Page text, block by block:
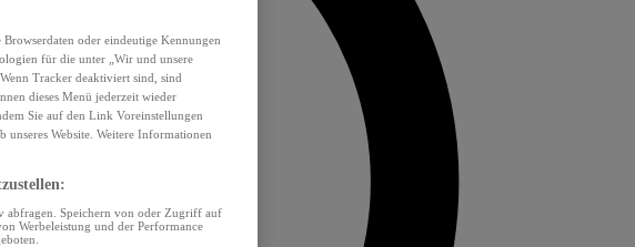
oder eindeutige Kennungen
für die unter „Wir und unsere
Tracker deaktiviert sind, sind
dieses Menü jederzeit wieder
Sie auf den Link Voreinstellungen
Website. Weitere Informationen
abfragen. Speichern von oder Zugriff auf
Werbeleistung und der Performance